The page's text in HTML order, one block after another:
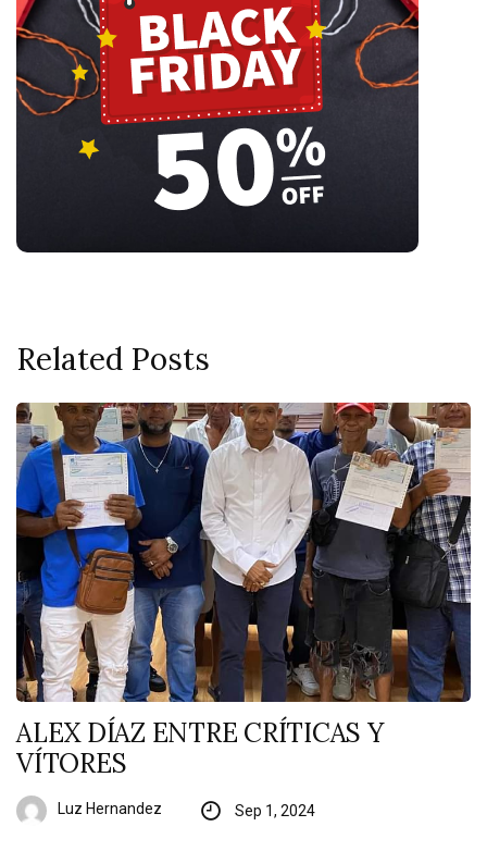
Related Posts
ALEX DÍAZ ENTRE CRÍTICAS Y
VÍTORES
Luz Hernandez Sep 1, 2024